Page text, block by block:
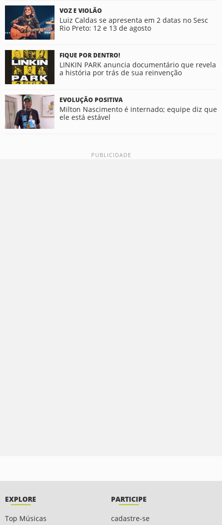
VOZ E VIOLÃO
Luiz Caldas se apresenta em 2 datas no Sesc
Rio Preto: 12 e 13 de agosto
FIQUE POR DENTRO!
LINKIN PARK anuncia documentário que revela
a história por trás de sua reinvenção
EVOLUÇÃO POSITIVA
Milton Nascimento é internado; equipe diz que
ele está estável
EXPLORE
Top Músicas
PARTICIPE
cadastre-se